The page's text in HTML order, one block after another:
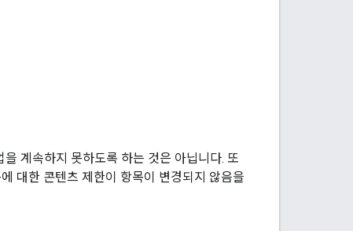
계속하지 못하도록 하는 것은 아닙니다. 또
대한 콘텐츠 제한이 항목이 변경되지 않음을